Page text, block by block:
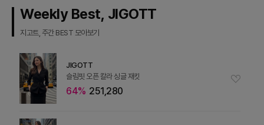
Weekly Best, JIGOTT
지고트, 주간 BEST 모아보기
JIGOTT
슬림핏 오픈 칼라 싱글 재킷
64% 251,280